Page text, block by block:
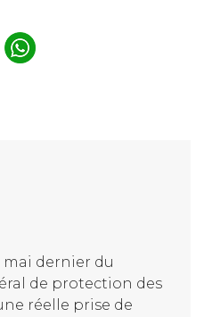
mai dernier du
de protection des
réelle prise de